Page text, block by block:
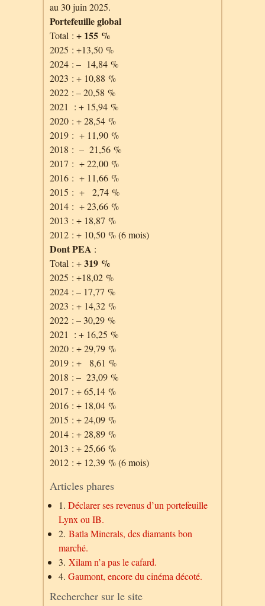
au 30 juin 2025.
Portefeuille global
Total : + 155 %
2025 : +13,50 %
2024 : – 14,84 %
2023 : + 10,88 %
2022 : – 20,58 %
2021 : + 15,94 %
2020 : + 28,54 %
2019 : + 11,90 %
2018 : – 21,56 %
2017 : + 22,00 %
2016 : + 11,66 %
2015 : + 2,74 %
2014 : + 23,66 %
2013 : + 18,87 %
2012 : + 10,50 % (6 mois)
Dont PEA :
Total : +319 %
2025 : +18,02 %
2024 : – 17,77 %
2023 : + 14,32 %
2022 : – 30,29 %
2021 : + 16,25 %
2020 : + 29,79 %
2019 : + 8,61 %
2018 : – 23,09 %
2017 : + 65,14 %
2016 : + 18,04 %
2015 : + 24,09 %
2014 : + 28,89 %
2013 : + 25,66 %
2012 : + 12,39 % (6 mois)
Articles phares
1. Déclarer ses revenus d’un portefeuille
Lynx ou IB.
2. Batla Minerals, des diamants bon
marché.
3. Xilam n’a pas le cafard.
4. Gaumont, encore du cinéma décoté.
Rechercher sur le site